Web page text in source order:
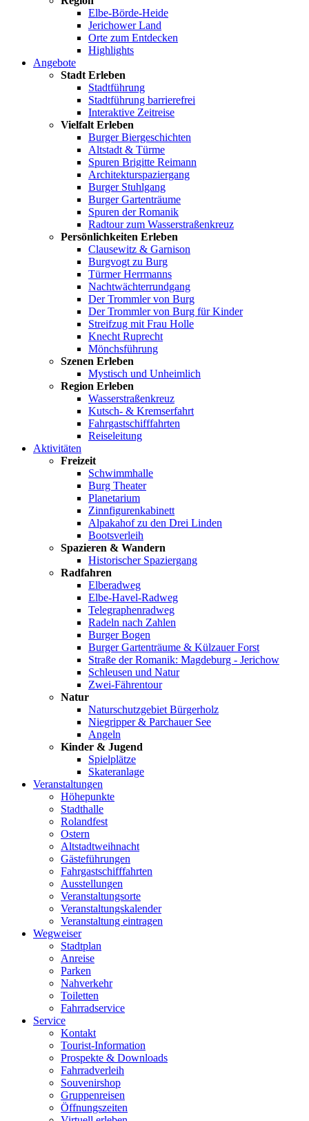
Elbe-Börde-Heide
Jerichower Land
Orte zum Entdecken
Highlights
Angebote
Stadt Erleben
Stadtführung
Stadtführung barrierefrei
Interaktive Zeitreise
Vielfalt Erleben
Burger Biergeschichten
Altstadt & Türme
Spuren Brigitte Reimann
Architekturspaziergang
Burger Stuhlgang
Burger Gartenträume
Spuren der Romanik
Radtour zum Wasserstraßenkreuz
Persönlichkeiten Erleben
Clausewitz & Garnison
Burgvogt zu Burg
Türmer Herrmanns
Nachtwächterrundgang
Der Trommler von Burg
Der Trommler von Burg für Kinder
Streifzug mit Frau Holle
Knecht Ruprecht
Mönchsführung
Szenen Erleben
Mystisch und Unheimlich
Region Erleben
Wasserstraßenkreuz
Kutsch- & Kremserfahrt
Fahrgastschifffahrten
Reiseleitung
Aktivitäten
Freizeit
Schwimmhalle
Burg Theater
Planetarium
Zinnfigurenkabinett
Alpakahof zu den Drei Linden
Bootsverleih
Spazieren & Wandern
Historischer Spaziergang
Radfahren
Elberadweg
Elbe-Havel-Radweg
Telegraphenradweg
Radeln nach Zahlen
Burger Bogen
Burger Gartenträume & Külzauer Forst
Straße der Romanik: Magdeburg - Jerichow
Schleusen und Natur
Zwei-Fährentour
Natur
Naturschutzgebiet Bürgerholz
Niegripper & Parchauer See
Angeln
Kinder & Jugend
Spielplätze
Skateranlage
Veranstaltungen
Höhepunkte
Stadthalle
Rolandfest
Ostern
Altstadtweihnacht
Gästeführungen
Fahrgastschifffahrten
Ausstellungen
Veranstaltungsorte
Veranstaltungskalender
Veranstaltung eintragen
Wegweiser
Stadtplan
Anreise
Parken
Nahverkehr
Toiletten
Fahrradservice
Service
Kontakt
Tourist-Information
Prospekte & Downloads
Fahrradverleih
Souvenirshop
Gruppenreisen
Öffnungszeiten